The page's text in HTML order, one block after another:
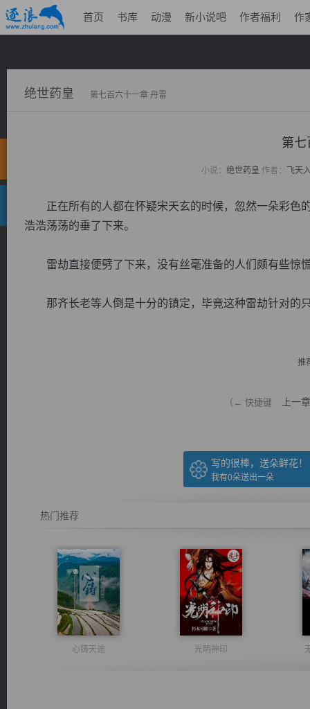
首页 书库 动漫 新小说吧 作者福利 作
绝世药皇 第七百六十一章 丹雷
第七
小说： 绝世药皇 作者： 飞天
正在所有的人都在怀疑宋天玄的时候，忽然一朵彩色
浩浩荡荡的垂了下来。
雷劫直接便劈了下来，没有丝毫准备的人们颇有些惊
那齐长老等人倒是十分的镇定，毕竟这种雷劫针对的
推
（← 快捷键 上一章
写的很棒，送朵鲜花！
我有0朵送出一朵
热门推荐
心铸天途 光明神印